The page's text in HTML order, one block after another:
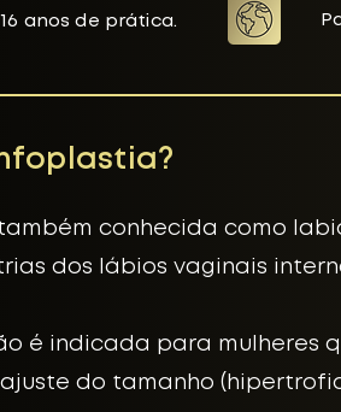
anos de prática.
conhecida como
dos lábios vaginais
é indicada para mulheres
do tamanho